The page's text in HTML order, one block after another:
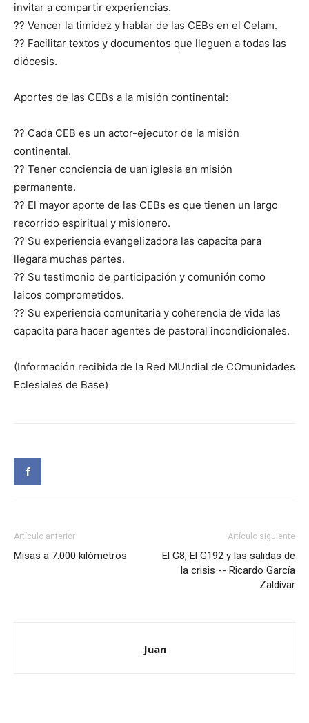
invitar a compartir experiencias.
?? Vencer la timidez y hablar de las CEBs en el Celam.
?? Facilitar textos y documentos que lleguen a todas las
diócesis.
Aportes de las CEBs a la misión continental:
?? Cada CEB es un actor-ejecutor de la misión
continental.
?? Tener conciencia de uan iglesia en misión
permanente.
?? El mayor aporte de las CEBs es que tienen un largo
recorrido espiritual y misionero.
?? Su experiencia evangelizadora las capacita para
llegara muchas partes.
?? Su testimonio de participación y comunión como
laicos comprometidos.
?? Su experiencia comunitaria y coherencia de vida las
capacita para hacer agentes de pastoral incondicionales.
(Información recibida de la Red MUndial de COmunidades
Eclesiales de Base)
Artículo anterior
Misas a 7.000 kilómetros
Artículo siguiente
El G8, El G192 y las salidas de
la crisis -- Ricardo García
Zaldívar
Juan